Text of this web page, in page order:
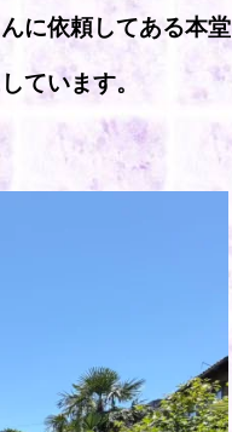
に依頼してある本堂
ています。